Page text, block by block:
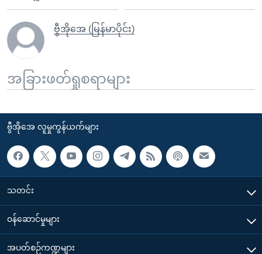
ဗွီအိုအေ (မြန်မာပိုင်း)
အခြားဖတ်ရှုစရာများ
ဗွီအိုအေ လူမှုကွန်ယက်များ
သတင်း
၀န်ဆောင်မှုများ
အပတ်စဉ်ကဏ္ဍများ